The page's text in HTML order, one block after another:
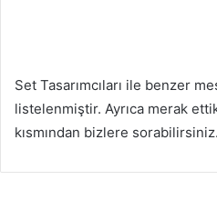
Set Tasarımcıları ile benzer
listelenmiştir. Ayrıca merak
kısmından bizlere sorabilirsiniz.